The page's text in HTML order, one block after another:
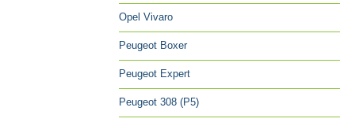
Opel Vivaro
Peugeot Boxer
Peugeot Expert
Peugeot 308 (P5)